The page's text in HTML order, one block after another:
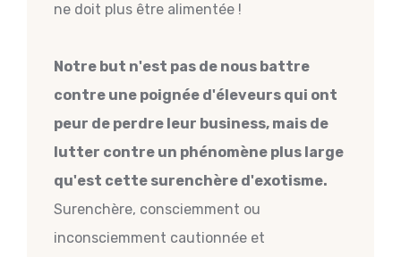
ne doit plus être alimentée !
Notre but n'est pas de nous battre
contre une poignée d'éleveurs qui ont
peur de perdre leur business, mais de
lutter contre un phénomène plus large
qu'est cette surenchère d'exotisme.
Surenchère, consciemment ou
inconsciemment cautionnée et